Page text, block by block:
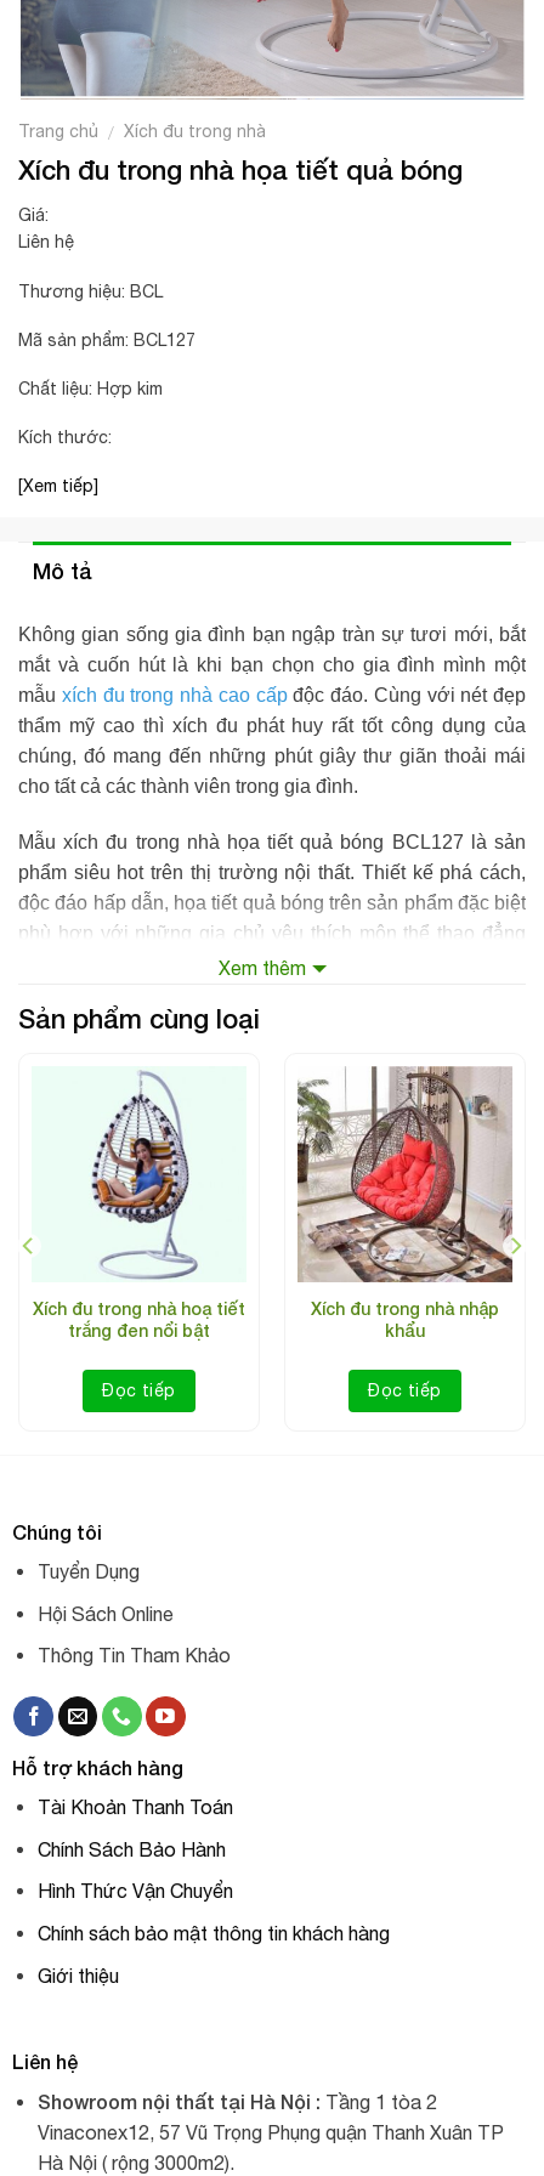
Trang chủ / Xích đu trong nhà
Xích đu trong nhà họa tiết quả bóng
Giá:
Liên hệ
Thương hiệu: BCL
Mã sản phẩm: BCL127
Chất liệu: Hợp kim
Kích thước:
[Xem tiếp]
Mô tả
Không gian sống gia đình bạn ngập tràn sự tươi mới, bắt
mắt và cuốn hút là khi bạn chọn cho gia đình mình một
mẫu xích đu trong nhà cao cấpđộc đáo. Cùng với nét đẹp
thẩm mỹ cao thì xích đu phát huy rất tốt công dụng của
chúng, đó mang đến những phút giây thư giãn thoải mái
cho tất cả các thành viên trong gia đình.
Mẫuxích đu trong nhà họa tiết quả bóng BCL127 là sản
phẩm siêu hot trên thị trường nội thất. Thiết kế phá cách,
độc đáo hấp dẫn, họa tiết quả bóng trên sản phẩm đặc biệt
phù hợp với những gia chủ yêu thích môn thể thao đẳng
Xích đu nhập khẩutrong nhà họa tiết quả bóng sử dụng
bền bỉ, an toàn trong quá trình gia đình bạn sử dụng.
Thông tin sản phẩm
Tên sản phẩm: Xích đu trong nhà họa tiết quả bóng
Thương hiệu: BCL
Kiểu dáng: Xích đu trong nhà
Chất liệu: Hợp kim
Bảo hành: 2 năm
Xem thêm
Sản phẩm cùng loại
Xích đu trong nhà hoạ tiết
trắng đen nổi bật
Đọc tiếp
Xích đu trong nhà nhập
khẩu
Đọc tiếp
Chúng tôi
Tuyển Dụng
Hội Sách Online
Thông Tin Tham Khảo
Hỗ trợ khách hàng
Tài Khoản Thanh Toán
Chính Sách Bảo Hành
Hình Thức Vận Chuyển
Chính sách bảo mật thông tin khách hàng
Giới thiệu
Liên hệ
Showroom nội thất tại Hà Nội : Tầng 1 tòa 2
Vinaconex12, 57 Vũ Trọng Phụng quận Thanh Xuân TP
Hà Nội ( rộng 3000m2).